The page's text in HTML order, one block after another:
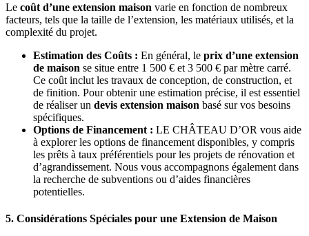
Le coût d’une extension maison varie en fonction de nombreux
facteurs, tels que la taille de l’extension, les matériaux utilisés, et la
complexité du projet.
Estimation des Coûts : En général, le prix d’une extension
de maison se situe entre 1 500 € et 3 500 € par mètre carré.
Ce coût inclut les travaux de conception, de construction, et
de finition. Pour obtenir une estimation précise, il est essentiel
de réaliser un devis extension maison basé sur vos besoins
spécifiques.
Options de Financement : LE CHÂTEAU D’OR vous aide
à explorer les options de financement disponibles, y compris
les prêts à taux préférentiels pour les projets de rénovation et
d’agrandissement. Nous vous accompagnons également dans
la recherche de subventions ou d’aides financières
potentielles.
5. Considérations Spéciales pour une Extension de Maison